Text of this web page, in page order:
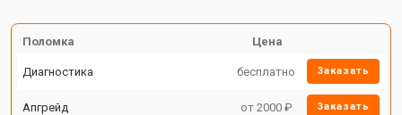
Поломка Цена
Диагностика бесплатно Заказать
Апгрейд от 2000 ₽ Заказать